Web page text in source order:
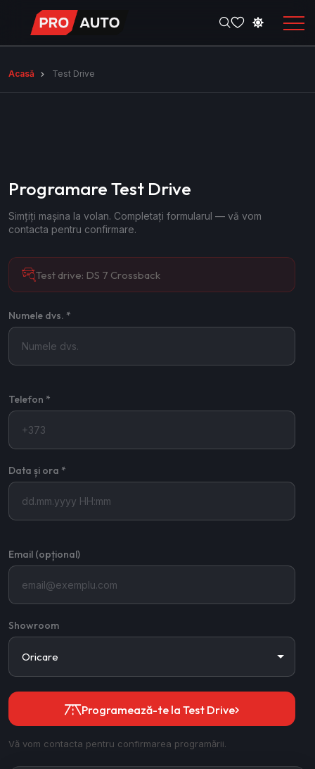
Acasă Test Drive
Programare Test Drive
Simțiți mașina la volan. Completați formularul — vă vom
contacta pentru confirmare.
Test drive: DS 7 Crossback
Numele dvs. *
Telefon *
Data și ora *
Email (opțional)
Showroom
Programează-te la Test Drive
Vă vom contacta pentru confirmarea programării.